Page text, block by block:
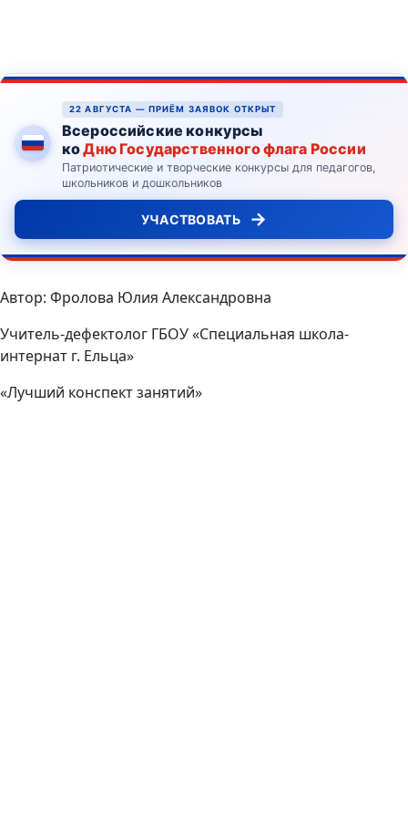
22 АВГУСТА — ПРИЁМ ЗАЯВОК ОТКРЫТ
Всероссийские конкурсы
коДню Государственного флага России
Патриотические и творческие конкурсы для педагогов,
школьников и дошкольников
УЧАСТВОВАТЬ →
Автор: Фролова Юлия Александровна
Учитель-дефектолог ГБОУ «Специальная школа-
интернат г. Ельца»
«Лучший конспект занятий»